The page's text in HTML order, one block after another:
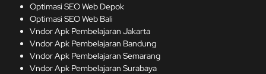
Optimasi SEO Web Depok
Optimasi SEO Web Bali
Vndor Apk Pembelajaran Jakarta
Vndor Apk Pembelajaran Bandung
Vndor Apk Pembelajaran Semarang
Vndor Apk Pembelajaran Surabaya